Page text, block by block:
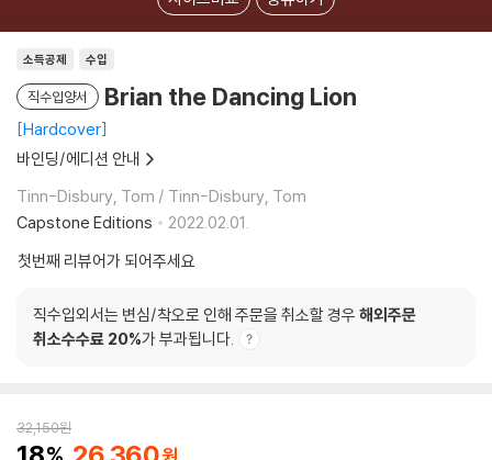
소득공제 수입
직수입양서 Brian the Dancing Lion
Hardcover
바인딩/에디션 안내
Tinn-Disbury, Tom / Tinn-Disbury, Tom
Capstone Editions
2022.02.01.
첫번째 리뷰어가 되어주세요
직수입외서는 변심/착오로 인해 주문을 취소할 경우 해외주문
취소수수료 20%가 부과됩니다.
32,150원